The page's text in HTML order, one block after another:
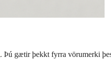
. Þú gætir þekkt fyrra vörumerki